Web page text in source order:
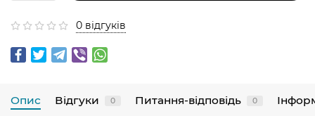
0 відгуків
Опис Відгуки 0 Питання-відповідь 0